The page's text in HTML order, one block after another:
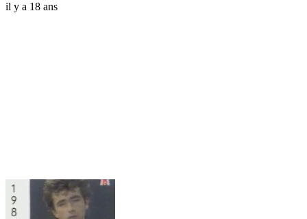
il y a 18 ans